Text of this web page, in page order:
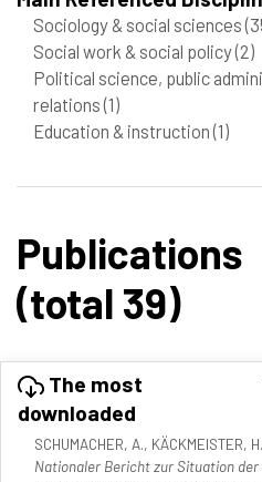
Sociology & social sciences
Social work & social policy(2)
Political science, public
relations(1)
Education & instruction(1)
Publications
(total 39)
The most
downloaded
SCHUMACHER, A., KÄCKMEISTER,
Nationaler Bericht zur Situation